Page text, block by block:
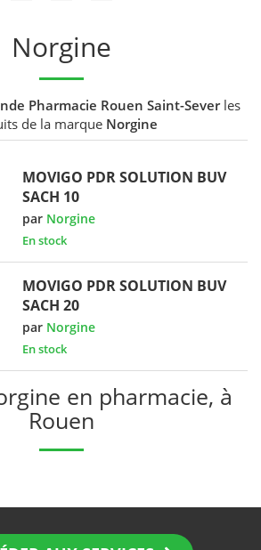
Norgine
Pharmacie Rouen Saint-Severles
de la marque Norgine
MOVIGO PDR SOLUTION BUV
SACH 10
par Norgine
En stock
MOVIGO PDR SOLUTION BUV
SACH 20
par Norgine
En stock
en pharmacie, à
Rouen